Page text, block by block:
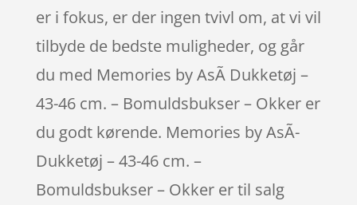
er i fokus, er der ingen tvivl om, at vi vil
tilbyde de bedste muligheder, og går
du med Memories by AsÃ­ Dukketøj –
43-46 cm. – Bomuldsbukser – Okker er
du godt kørende. Memories by AsÃ­
Dukketøj – 43-46 cm. –
Bomuldsbukser – Okker er til salg